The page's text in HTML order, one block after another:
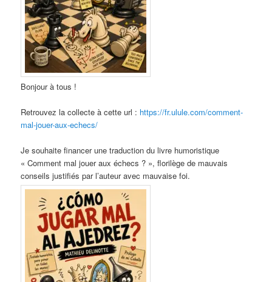
Bonjour à tous !
Retrouvez la collecte à cette url : https://fr.ulule.com/comment-
mal-jouer-aux-echecs/
Je souhaite financer une traduction du livre humoristique
« Comment mal jouer aux échecs ? », florilège de mauvais
conseils justifiés par l’auteur avec mauvaise foi.